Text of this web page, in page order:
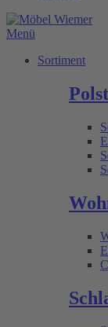
Menü
Sortiment